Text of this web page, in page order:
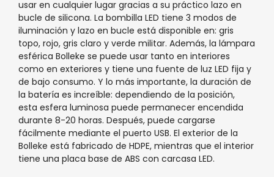
usar en cualquier lugar gracias a su práctico lazo en
bucle de silicona. La bombilla LED tiene 3 modos de
iluminación y lazo en bucle está disponible en: gris
topo, rojo, gris claro y verde militar. Además, la lámpara
esférica Bolleke se puede usar tanto en interiores
como en exteriores y tiene una fuente de luz LED fija y
de bajo consumo. Y lo más importante, la duración de
la batería es increíble: dependiendo de la posición,
esta esfera luminosa puede permanecer encendida
durante 8-20 horas. Después, puede cargarse
fácilmente mediante el puerto USB. El exterior de la
Bolleke está fabricado de HDPE, mientras que el interior
tiene una placa base de ABS con carcasa LED.